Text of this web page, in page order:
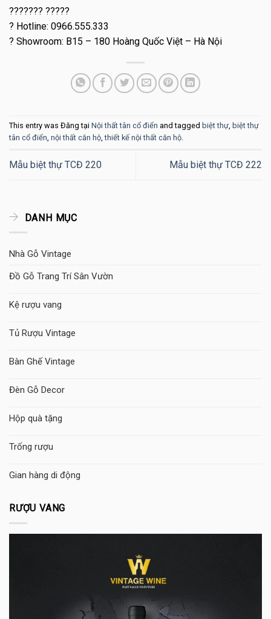
??????? ?????
? Hotline: 0966.555.333
? Showroom: B15 – 180 Hoàng Quốc Việt – Hà Nội
This entry was Đăng tại Nội thất tân cổ điển and tagged biệt thự, biệt thự
tân cổ điển, nội thất căn hộ,thiết kế nội thất căn hộ.
Mẫu biệt thự TCĐ 220 Mẫu biệt thự TCĐ 222
DANH MỤC
Nhà Gỗ Vintage
Đồ Gỗ Trang Trí Sân Vườn
Kệ rượu vang
Tủ Rượu Vintage
Bàn Ghế Vintage
Đèn Gỗ Decor
Hộp quà tặng
Trống rượu
Gian hàng di động
RƯỢU VANG